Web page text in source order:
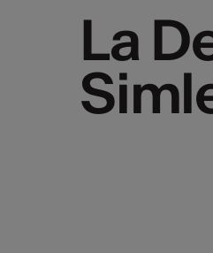
La
La